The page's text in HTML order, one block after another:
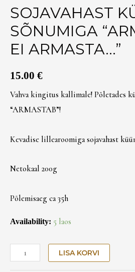
SOJAVAHAST
SÕNUMIGA
EI ARMASTA…”
15.00 €
Vahva kingitus kallimale! Põletades
“ARMASTAB”!
Kevadise lillearoomiga sojavahast
Netokaal 200g
Põlemisaeg ca 35h
Availability: 5 laos
LISA KORVI